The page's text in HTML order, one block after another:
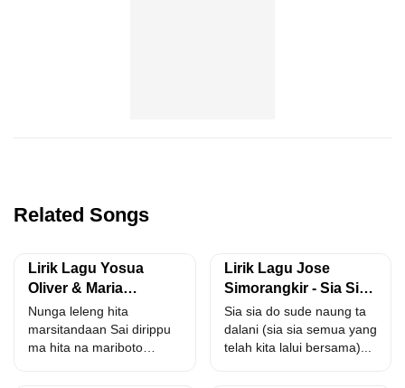
Related Songs
Lirik Lagu Yosua
Oliver & Maria
Hutahaean - Partus
(Pariban Tanpa
Status)
Nunga leleng hita
marsitandaan Sai dirippu
ma hita na mariboto
Lirik Lagu Jose
Simorangkir - Sia Sia
Do
Sia sia do sude naung ta
dalani (sia sia semua yang
telah kita lalui bersama)...